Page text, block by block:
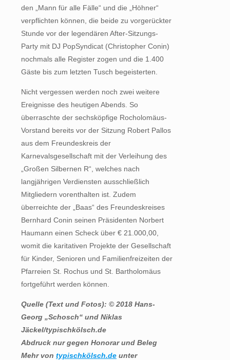
den „Mann für alle Fälle“ und die „Höhner“
verpflichten können, die beide zu vorgerückter
Stunde vor der legendären After-Sitzungs-
Party mit DJ PopSyndicat (Christopher Conin)
nochmals alle Register zogen und die 1.400
Gäste bis zum letzten Tusch begeisterten.
Nicht vergessen werden noch zwei weitere
Ereignisse des heutigen Abends. So
überraschte der sechsköpfige Rocholomäus-
Vorstand bereits vor der Sitzung Robert Pallos
aus dem Freundeskreis der
Karnevalsgesellschaft mit der Verleihung des
„Großen Silbernen R“, welches nach
langjährigen Verdiensten ausschließlich
Mitgliedern vorenthalten ist. Zudem
überreichte der „Baas“ des Freundeskreises
Bernhard Conin seinen Präsidenten Norbert
Haumann einen Scheck über € 21.000,00,
womit die karitativen Projekte der Gesellschaft
für Kinder, Senioren und Familienfreizeiten der
Pfarreien St. Rochus und St. Bartholomäus
fortgeführt werden können.
Quelle (Text und Fotos): © 2018 Hans-
Georg „Schosch“ und Niklas
Jäckel/typischkölsch.de
Abdruck nur gegen Honorar und Beleg
Mehr von typischkölsch.de unter